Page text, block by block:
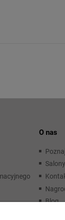
O nas
Blog